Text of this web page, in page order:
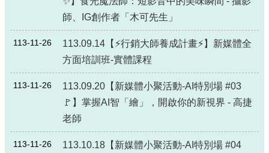
網
站
師、IG創作者「木可先生」
113-11-26
113.09.14【⚡行銷大師養成計畫⚡】新媒體全
方面培訓班-實體課程
113-11-26
113.09.20【新媒體小聚活動-AI特別場 #03
🚩】掌握AI智「繪」，開啟你的新視界 - 高捷
老師
113-11-26
113.10.18【新媒體小聚活動-AI特別場 #04